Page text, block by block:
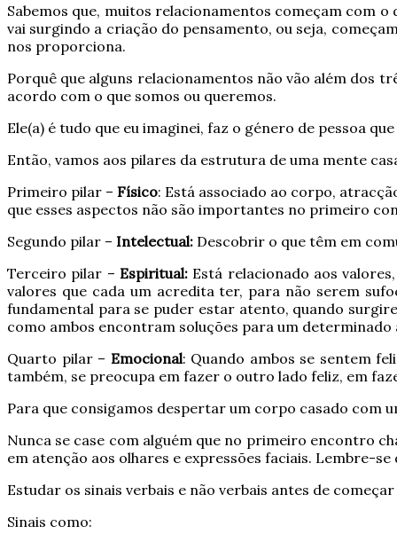
Sabemos que, muitos relacionamentos começam com
vai surgindo a criação do pensamento, ou seja,
nos proporciona.
Porquê que alguns relacionamentos não vão além dos
acordo com o que somos ou queremos.
Ele(a) é tudo que eu imaginei, faz o género de pessoa
Então, vamos aos pilares da estrutura de uma mente
Primeiro pilar – Físico: Está associado ao corpo,
que esses aspectos não são importantes no primeiro
Segundo pilar – Intelectual: Descobrir o que têm em
Terceiro pilar – Espiritual:Está relacionado aos
valores que cada um acredita ter, para não serem
fundamental para se puder estar atento, quando
como ambos encontram soluções para um determinado
Quarto pilar – Emocional: Quando ambos se sentem
também, se preocupa em fazer o outro lado feliz, em
Para que consigamos despertar um corpo casado com
Nunca se case com alguém que no primeiro encontro
em atenção aos olhares e expressões faciais. Lembre-
Estudar os sinais verbais e não verbais antes de
Sinais como: